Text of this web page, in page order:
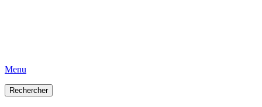
Menu
Rechercher